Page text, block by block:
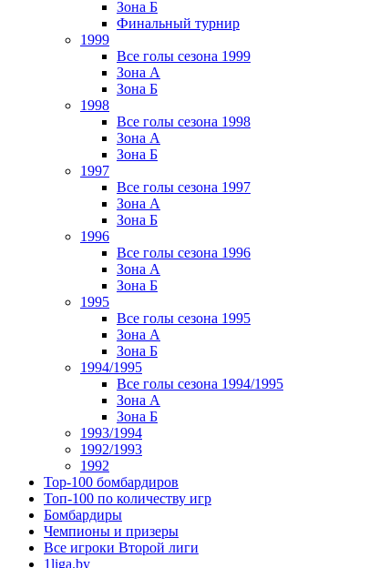
Зона Б
Финальный турнир
1999
Все голы сезона 1999
Зона А
Зона Б
1998
Все голы сезона 1998
Зона А
Зона Б
1997
Все голы сезона 1997
Зона А
Зона Б
1996
Все голы сезона 1996
Зона А
Зона Б
1995
Все голы сезона 1995
Зона А
Зона Б
1994/1995
Все голы сезона 1994/1995
Зона А
Зона Б
1993/1994
1992/1993
1992
Top-100 бомбардиров
Топ-100 по количеству игр
Бомбардиры
Чемпионы и призеры
Все игроки Второй лиги
1liga.by